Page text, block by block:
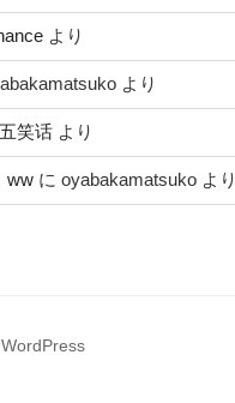
より
より
笑话 より
ww に oyabakamatsuko より